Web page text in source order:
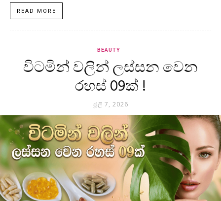
READ MORE
BEAUTY
විටමින් වලින් ලස්සන වෙන
රහස් 09ක් !
ජූලි 7, 2026